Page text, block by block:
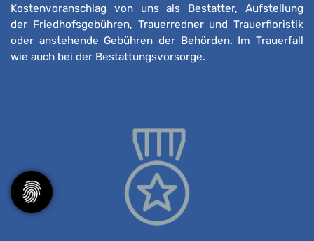
Kostenvoranschlag von uns als Bestatter, Aufstellung
der Friedhofsgebühren, Trauerredner und Trauerfloristik
oder anstehende Gebühren der Behörden. Im Trauerfall
wie auch bei der Bestattungsvorsorge.